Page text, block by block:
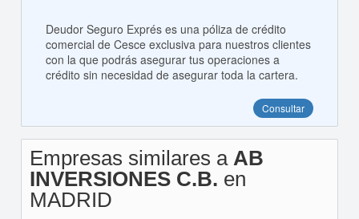
Deudor Seguro Exprés es una póliza de crédito
comercial de Cesce exclusiva para nuestros clientes
con la que podrás asegurar tus operaciones a
crédito sin necesidad de asegurar toda la cartera.
Consultar
Empresas similares a AB
INVERSIONES C.B. en
MADRID